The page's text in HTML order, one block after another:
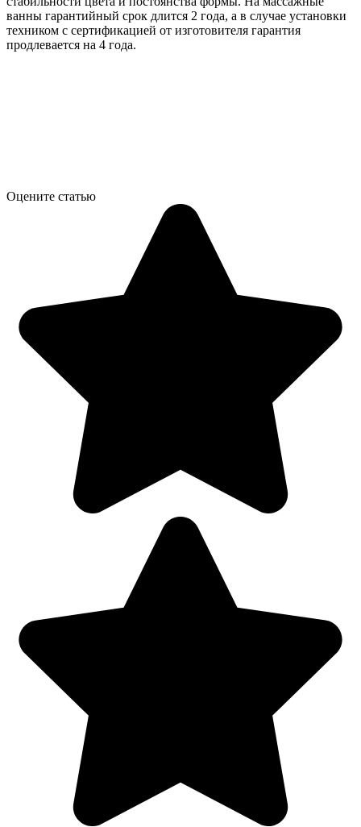
ванны гарантийный срок длится 2 года, а в случае установки
техником с сертификацией от изготовителя гарантия
продлевается на 4 года.
Оцените статью